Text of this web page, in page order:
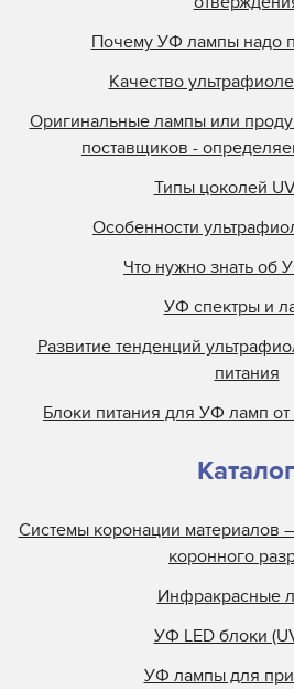
Почему УФ лампы надо
Качество
Оригинальные лампы или
поставщиков -
Типы цоколей
Особенности
Что нужно знать об
УФ спектры и
Развитие тенденций
питания
Блоки питания для УФ ламп
Системы коронации материалов
коронного
Инфракрасные
УФ LED блоки
УФ лампы для